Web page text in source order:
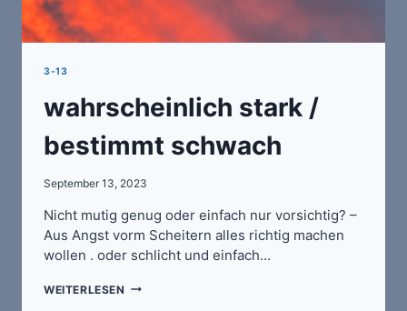
3-13
wahrscheinlich stark /
bestimmt schwach
September 13, 2023
Nicht mutig genug oder einfach nur vorsichtig? –
Aus Angst vorm Scheitern alles richtig machen
wollen . oder schlicht und einfach…
WEITERLESEN WAHRSCHEINLICH